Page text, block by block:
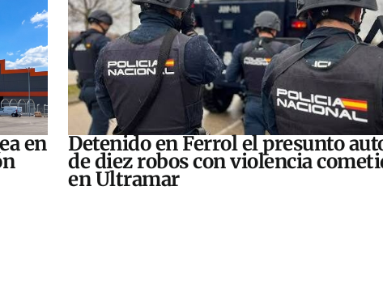
en Detenido en Ferrol el presunto
de diez robos con violencia
en Ultramar